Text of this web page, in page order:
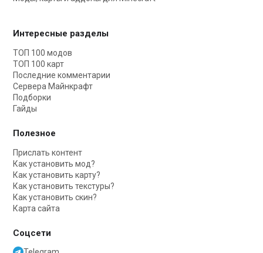
Интересные разделы
ТОП 100 модов
ТОП 100 карт
Последние комментарии
Сервера Майнкрафт
Подборки
Гайды
Полезное
Прислать контент
Как установить мод?
Как установить карту?
Как установить текстуры?
Как установить скин?
Карта сайта
Соцсети